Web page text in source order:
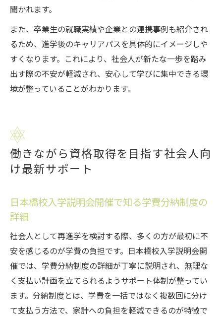
聞かれます。
また、卒業生の就職実績や企業との連携事例も紹介され
るため、進学後のキャリアパスを具体的にイメージしや
すくなります。これにより、社会人が新たな一歩を踏み
出す際の不安が軽減され、安心して学びに集中できる環
境が整っていることがわかります。
働きながら資格取得を目指す社会人向
け最新サポート
日本橋校入学説明会開催で知る学費分納制度の
詳細
社会人として再進学を検討する際、多くの方が最初に不
安を感じるのが学費の負担です。日本橋校入学説明会開
催では、学費分納制度の詳細が丁寧に説明され、無理な
く支払い計画を立てられるようサポート体制が整ってい
ます。分納制度とは、学費を一括ではなく複数回に分け
て支払う方法で、家計への負担を軽減できるのが特徴で